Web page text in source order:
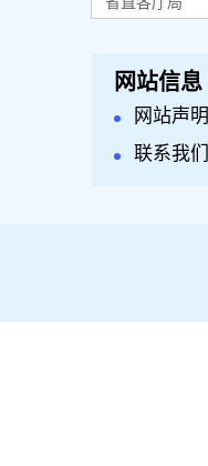
网站信息
网站声明
联系我们